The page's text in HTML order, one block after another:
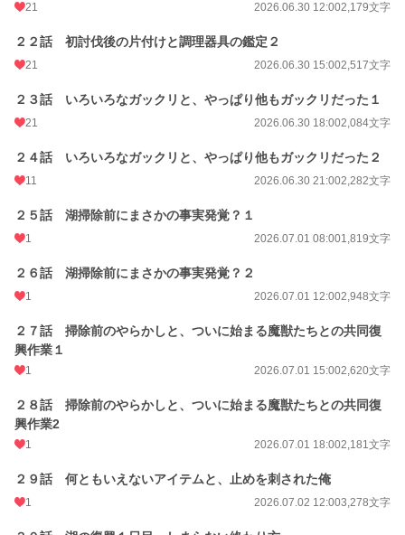
21 2026.06.30 12:002,179文字
２２話 初討伐後の片付けと調理器具の鑑定２
21 2026.06.30 15:002,517文字
２３話 いろいろなガックリと、やっぱり他もガックリだった１
21 2026.06.30 18:002,084文字
２４話 いろいろなガックリと、やっぱり他もガックリだった２
11 2026.06.30 21:002,282文字
２５話 湖掃除前にまさかの事実発覚？１
1 2026.07.01 08:001,819文字
２６話 湖掃除前にまさかの事実発覚？２
1 2026.07.01 12:002,948文字
２７話 掃除前のやらかしと、ついに始まる魔獣たちとの共同復
興作業１
1 2026.07.01 15:002,620文字
２８話 掃除前のやらかしと、ついに始まる魔獣たちとの共同復
興作業2
1 2026.07.01 18:002,181文字
２９話 何ともいえないアイテムと、止めを刺された俺
1 2026.07.02 12:003,278文字